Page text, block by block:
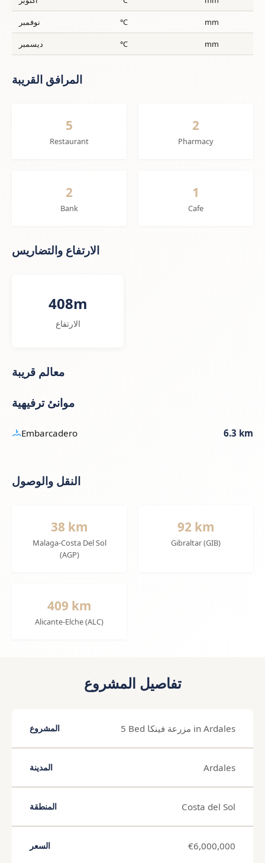
نوفمبر °C mm
ديسمبر °C mm
المرافق القريبة
5
Restaurant
2
Pharmacy
2
Bank
1
Cafe
الارتفاع والتضاريس
408m
الارتفاع
معالم قريبة
موانئ ترفيهية
Embarcadero 6.3 km
النقل والوصول
38 km
Malaga-Costa Del Sol
(AGP)
92 km
Gibraltar (GIB)
409 km
Alicante-Elche (ALC)
تفاصيل المشروع
المشروع 5 Bed مزرعة فينكا in Ardales
المدينة Ardales
المنطقة Costa del Sol
السعر €6,000,000